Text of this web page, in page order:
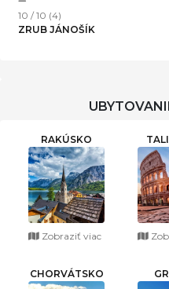
10 / 10 (3)
APARTMÁN SABÍNA
RAKÚSKO
Zobraziť viac
CHORVÁTSKO